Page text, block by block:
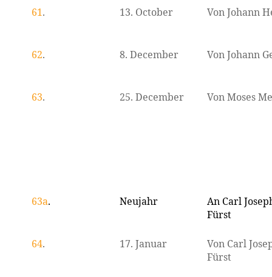
61. 13. October Von Johann
62. 8. December Von Johann
63. 25. December Von Moses
63a. Neujahr
An Carl
Fürst
64. 17. Januar
Von Carl
Fürst